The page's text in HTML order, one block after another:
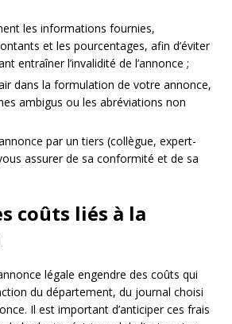
les informations fournies,
et les pourcentages, afin d’éviter
entraîner l’invalidité de l’annonce ;
dans la formulation de votre annonce,
ambigus ou les abréviations non
par un tiers (collègue, expert-
assurer de sa conformité et de sa
coûts liés à la
légale engendre des coûts qui
du département, du journal choisi
Il est important d’anticiper ces frais